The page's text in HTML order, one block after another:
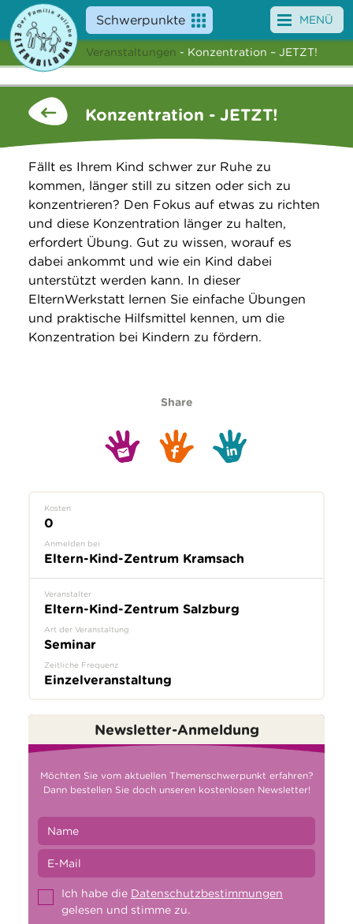
Schwerpunkte
Angebote
Veranstaltungen
Service
Über uns
Suche
MENÜ
Veranstaltungen - Konzentration – JETZT!
Konzentration - JETZT!
Fällt es Ihrem Kind schwer zur Ruhe zu
kommen, länger still zu sitzen oder sich zu
konzentrieren? Den Fokus auf etwas zu richten
und diese Konzentration länger zu halten,
erfordert Übung. Gut zu wissen, worauf es
dabei ankommt und wie ein Kind dabei
unterstützt werden kann. In dieser
ElternWerkstatt lernen Sie einfache Übungen
und praktische Hilfsmittel kennen, um die
Konzentration bei Kindern zu fördern.
Share
Kosten
0
Anmelden bei
Eltern-Kind-Zentrum Kramsach
Veranstalter
Eltern-Kind-Zentrum Salzburg
Art der Veranstaltung
Seminar
Zeitliche Frequenz
Einzelveranstaltung
Newsletter-Anmeldung
Möchten Sie vom aktuellen Themenschwerpunkt erfahren?
Dann bestellen Sie doch unseren kostenlosen Newsletter!
Ich habe die Datenschutzbestimmungen
gelesen und stimme zu.